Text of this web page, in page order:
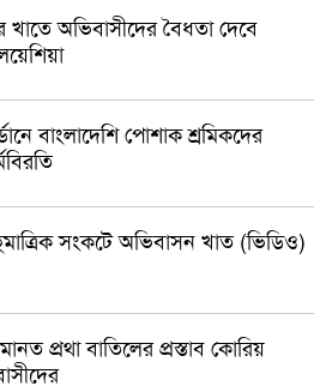
খাতে অভিবাসীদের বৈধতা দেবে
বাংলাদেশি পোশাক শ্রমিকদের
সংকটে অভিবাসন খাত (ভিডিও)
প্রথা বাতিলের প্রস্তাব কোরিয়